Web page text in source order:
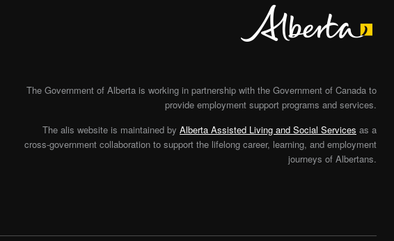
The Government of Alberta is working in partnership with the Government of Canada to
provide employment support programs and services.
The alis website is maintained by Alberta Assisted Living and Social Services as a
cross-government collaboration to support the lifelong career, learning, and employment
journeys of Albertans.